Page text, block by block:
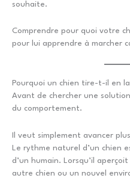
souhaite.
Comprendre pour quoi votre
pour lui apprendre à marcher
Pourquoi un chien tire-t-il en
Avant de chercher une
du comportement.
Il veut simplement avancer
Le rythme naturel d’un chien
d’un humain. Lorsqu’il
autre chien ou un nouvel